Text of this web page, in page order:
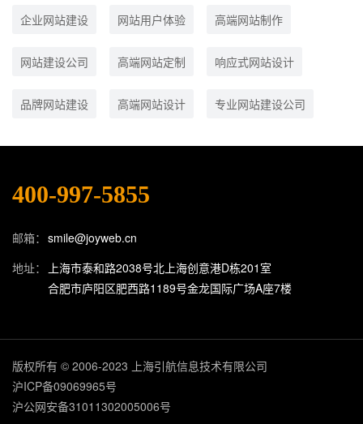
企业网站建设 网站用户体验 高端网站制作
网站建设公司 高端网站定制 响应式网站设计
品牌网站建设 高端网站设计 专业网站建设公司
400-997-5855
邮箱： smile@joyweb.cn
地址：
上海市泰和路2038号北上海创意港D栋201室
合肥市庐阳区肥西路1189号金龙国际广场A座7楼
版权所有 © 2006-2023 上海引航信息技术有限公司
沪ICP备09069965号
沪公网安备31011302005006号